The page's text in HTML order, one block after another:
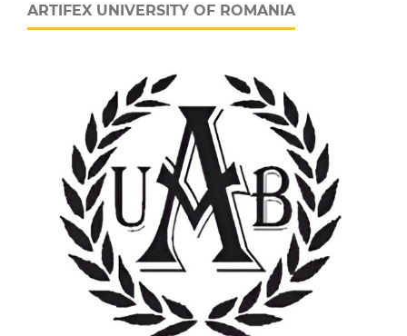
ARTIFEX UNIVERSITY OF ROMANIA